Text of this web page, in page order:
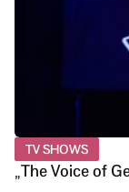
TV SHOWS
„The Voice of